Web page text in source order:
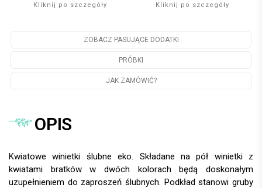
Kliknij po szczegóły Kliknij po szczegóły
ZOBACZ PASUJĄCE DODATKI
PRÓBKI
JAK ZAMÓWIĆ?
OPIS
Kwiatowe winietki ślubne eko. Składane na pół winietki z
kwiatami bratków w dwóch kolorach będą doskonałym
uzupełnieniem do zaproszeń ślubnych. Podkład stanowi gruby